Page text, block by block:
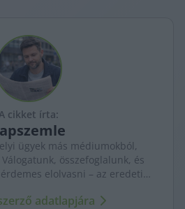
cikket írta:
ügyek más médiumokból,
összefoglalunk, és
elolvasni – az eredeti
adatlapjára